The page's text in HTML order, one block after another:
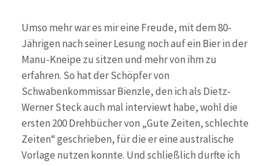
Umso mehr war es mir eine Freude, mit dem 80-
Jährigen nach seiner Lesung noch auf ein Bier in der
Manu-Kneipe zu sitzen und mehr von ihm zu
erfahren. So hat der Schöpfer von
Schwabenkommissar Bienzle, den ich als Dietz-
Werner Steck auch mal interviewt habe, wohl die
ersten 200 Drehbücher von „Gute Zeiten, schlechte
Zeiten“ geschrieben, für die er eine australische
Vorlage nutzen konnte. Und schließlich durfte ich